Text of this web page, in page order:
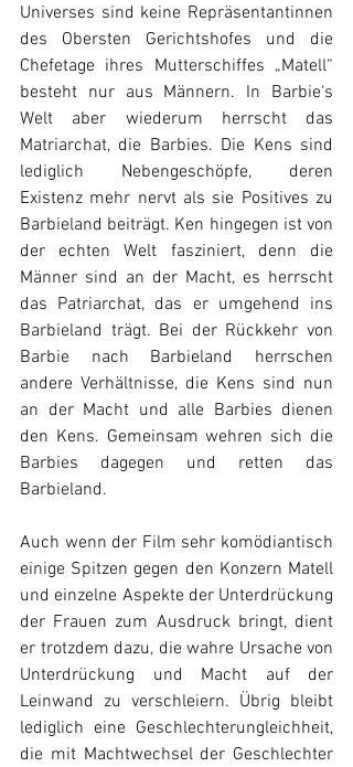
Universes sind keine Repräsentantinnen
des Obersten Gerichtshofes und die
Chefetage ihres Mutterschiffes „Matell“
besteht nur aus Männern. In Barbie‘s
Welt aber wiederum herrscht das
Matriarchat, die Barbies. Die Kens sind
lediglich Nebengeschöpfe, deren
Existenz mehr nervt als sie Positives zu
Barbieland beiträgt. Ken hingegen ist von
der echten Welt fasziniert, denn die
Männer sind an der Macht, es herrscht
das Patriarchat, das er umgehend ins
Barbieland trägt. Bei der Rückkehr von
Barbie nach Barbieland herrschen
andere Verhältnisse, die Kens sind nun
an der Macht und alle Barbies dienen
den Kens. Gemeinsam wehren sich die
Barbies dagegen und retten das
Barbieland.
Auch wenn der Film sehr komödiantisch
einige Spitzen gegen den Konzern Matell
und einzelne Aspekte der Unterdrückung
der Frauen zum Ausdruck bringt, dient
er trotzdem dazu, die wahre Ursache von
Unterdrückung und Macht auf der
Leinwand zu verschleiern. Übrig bleibt
lediglich eine Geschlechterungleichheit,
die mit Machtwechsel der Geschlechter